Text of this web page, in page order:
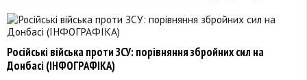
Російські війська проти ЗСУ: порівняння збройних сил на
Донбасі (ІНФОГРАФІКА)